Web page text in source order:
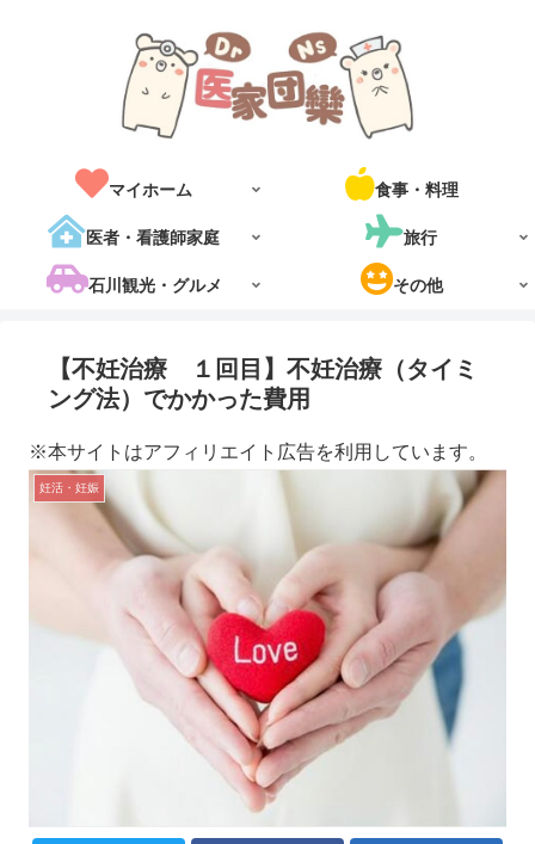
マイホーム 食事・料理
医者・看護師家庭 旅行
石川観光・グルメ その他
【不妊治療 １回目】不妊治療（タイミ
ング法）でかかった費用
※本サイトはアフィリエイト広告を利用しています。
妊活・妊娠